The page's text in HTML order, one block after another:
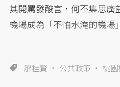
其開罵發酸言，何不集思廣
機場成為「不怕水淹的機場
廖桂賢 公共政策 桃